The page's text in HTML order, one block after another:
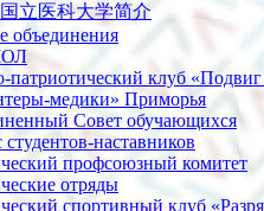
立医科大学简介
объединения
патриотический клуб
медики» Приморья
Совет обучающихся
наставников
профсоюзный комитет
отряды
спортивный клуб